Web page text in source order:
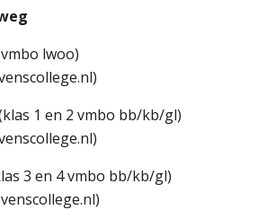
STAGEPLEKKEN
lwoo)
1 en 2 vmbo bb/kb/gl)
3 en 4 vmbo bb/kb/gl)